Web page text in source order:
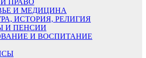
ПРАВО
И МЕДИЦИНА
ИСТОРИЯ, РЕЛИГИЯ
И ПЕНСИИ
И ВОСПИТАНИЕ